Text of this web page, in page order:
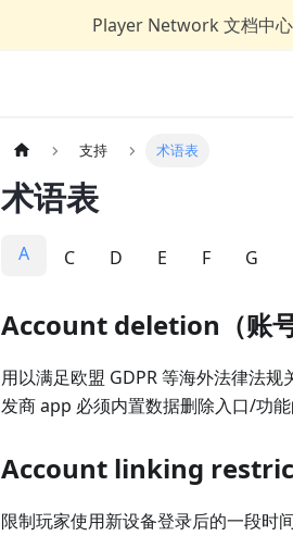
Player Network 文档中
支持 术语表
术语表
A C D E F G
Account deletion（账号
用以满足欧盟 GDPR 等海外法律法
发商 app 必须内置数据删除入口/功能
Account linking
限制玩家使用新设备登录后的一段时